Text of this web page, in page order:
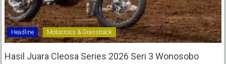
Headline Motocross & Grasstrack
Hasil Juara Cleosa Series 2026 Seri 3 Wonosobo ‎